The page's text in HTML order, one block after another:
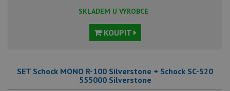
SKLADEM U VÝROBCE
KOUPIT
SET Schock MONO R-100 Silverstone + Schock SC-520
555000 Silverstone